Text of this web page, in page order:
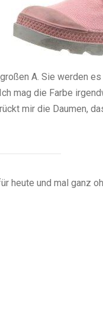
A. Sie werden
mag die Farbe
mir die Daumen,
heute und mal ganz